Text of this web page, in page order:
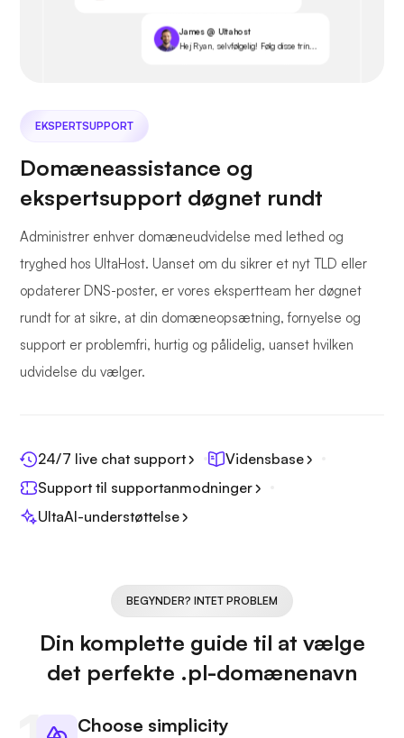
James @ Ultahost
Hej Ryan, selvfølgelig! Følg disse trin...
EKSPERTSUPPORT
Domæneassistance og
ekspertsupport døgnet rundt
Administrer enhver domæneudvidelse med lethed og
tryghed hos UltaHost. Uanset om du sikrer et nyt TLD eller
opdaterer DNS-poster, er vores ekspertteam her døgnet
rundt for at sikre, at din domæneopsætning, fornyelse og
support er problemfri, hurtig og pålidelig, uanset hvilken
udvidelse du vælger.
24/7 live chat support
Vidensbase
Support til supportanmodninger
UltaAI-understøttelse
BEGYNDER? INTET PROBLEM
Din komplette guide til at vælge
det perfekte .pl-domænenavn
Choose simplicity